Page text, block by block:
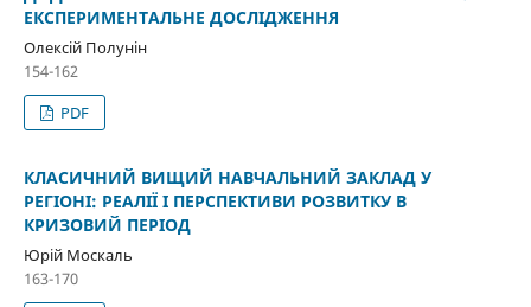
ЕКСПЕРИМЕНТАЛЬНЕ ДОСЛІДЖЕННЯ
Олексій Полунін
154-162
PDF
КЛАСИЧНИЙ ВИЩИЙ НАВЧАЛЬНИЙ ЗАКЛАД У
РЕГІОНІ: РЕАЛІЇ І ПЕРСПЕКТИВИ РОЗВИТКУ В
КРИЗОВИЙ ПЕРІОД
Юрій Москаль
163-170